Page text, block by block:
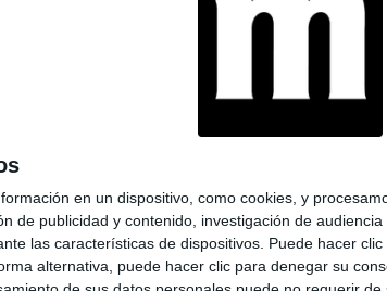
en un dispositivo, como cookies, y
de publicidad y contenido, investigación de audiencia
las características de dispositivos. Puede hacer
alternativa, puede hacer clic para denegar su